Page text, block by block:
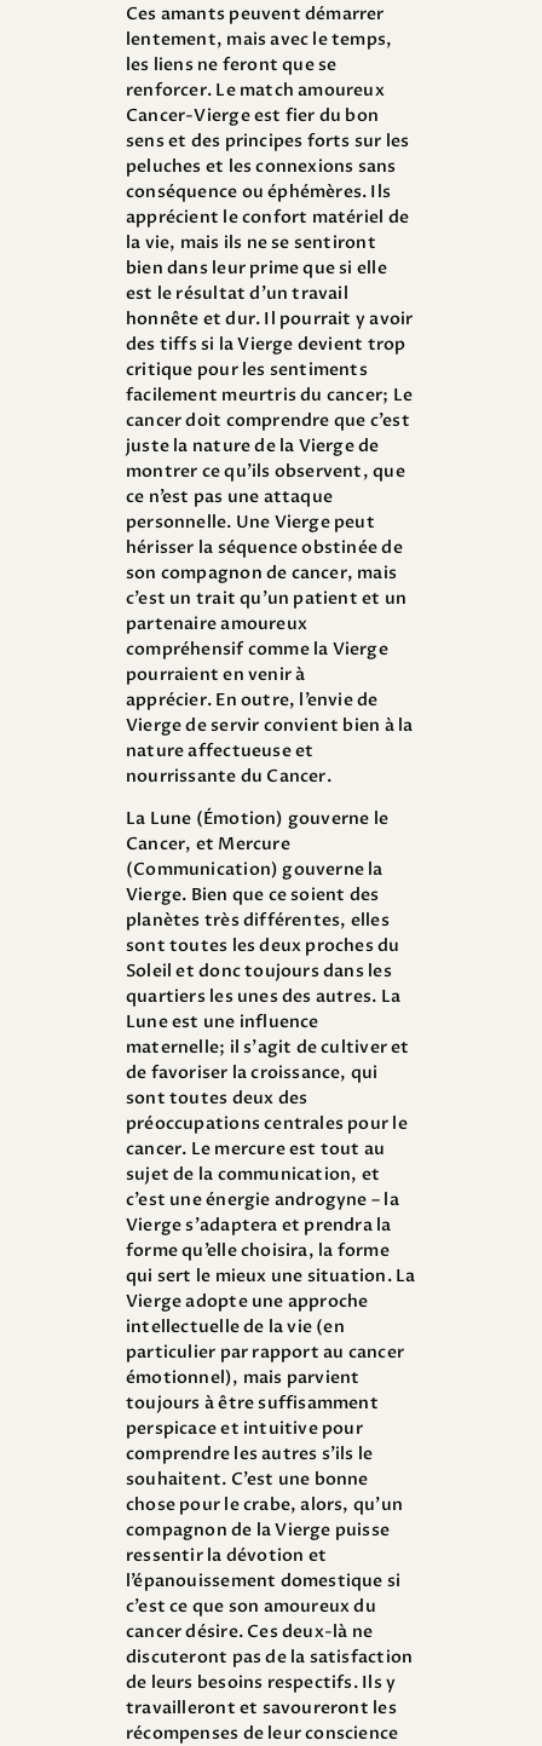
Ces amants peuvent démarrer
lentement, mais avec le temps,
les liens ne feront que se
renforcer. Le match amoureux
Cancer-Vierge est fier du bon
sens et des principes forts sur les
peluches et les connexions sans
conséquence ou éphémères. Ils
apprécient le confort matériel de
la vie, mais ils ne se sentiront
bien dans leur prime que si elle
est le résultat d’un travail
honnête et dur. Il pourrait y avoir
des tiffs si la Vierge devient trop
critique pour les sentiments
facilement meurtris du cancer; Le
cancer doit comprendre que c’est
juste la nature de la Vierge de
montrer ce qu’ils observent, que
ce n’est pas une attaque
personnelle. Une Vierge peut
hérisser la séquence obstinée de
son compagnon de cancer, mais
c’est un trait qu’un patient et un
partenaire amoureux
compréhensif comme la Vierge
pourraient en venir à
apprécier. En outre, l’envie de
Vierge de servir convient bien à la
nature affectueuse et
nourrissante du Cancer.
La Lune (Émotion) gouverne le
Cancer, et Mercure
(Communication) gouverne la
Vierge. Bien que ce soient des
planètes très différentes, elles
sont toutes les deux proches du
Soleil et donc toujours dans les
quartiers les unes des autres. La
Lune est une influence
maternelle; il s’agit de cultiver et
de favoriser la croissance, qui
sont toutes deux des
préoccupations centrales pour le
cancer. Le mercure est tout au
sujet de la communication, et
c’est une énergie androgyne – la
Vierge s’adaptera et prendra la
forme qu’elle choisira, la forme
qui sert le mieux une situation. La
Vierge adopte une approche
intellectuelle de la vie (en
particulier par rapport au cancer
émotionnel), mais parvient
toujours à être suffisamment
perspicace et intuitive pour
comprendre les autres s’ils le
souhaitent. C’est une bonne
chose pour le crabe, alors, qu’un
compagnon de la Vierge puisse
ressentir la dévotion et
l’épanouissement domestique si
c’est ce que son amoureux du
cancer désire. Ces deux-là ne
discuteront pas de la satisfaction
de leurs besoins respectifs. Ils y
travailleront et savoureront les
récompenses de leur conscience